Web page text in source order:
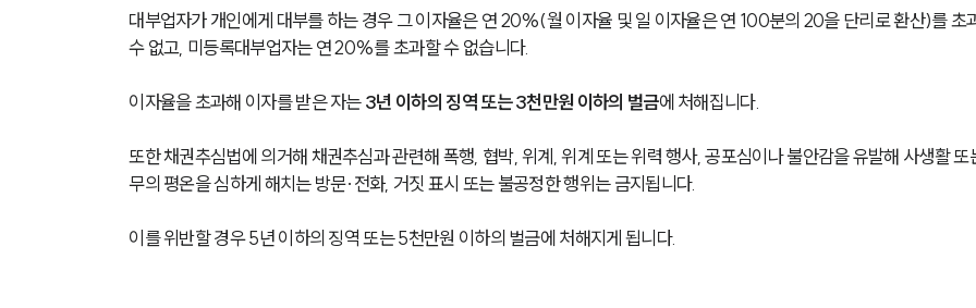
대부업자가 개인에게 대부를 하는 경우 그 이자율은 연 20%(월 이자율 및 일 이자율은 연 100분의 20을 단리로 환산)를 초
수 없고, 미등록대부업자는 연 20%를 초과할 수 없습니다.
이자율을 초과해 이자를 받은 자는 3년 이하의 징역 또는 3천만원 이하의 벌금에 처해집니다.
또한 채권추심법에 의거해 채권추심과 관련해 폭행, 협박, 위계, 위계 또는 위력 행사, 공포심이나 불안감을 유발해 사생활 또
무의 평온을 심하게 해치는 방문∙전화, 거짓 표시 또는 불공정한 행위는 금지됩니다.
이를 위반할 경우 5년 이하의 징역 또는 5천만원 이하의 벌금에 처해지게 됩니다.